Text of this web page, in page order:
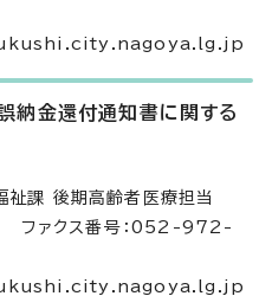
納金還付通知書に関する
課 後期高齢者医療担当
ァクス番号：052-972-